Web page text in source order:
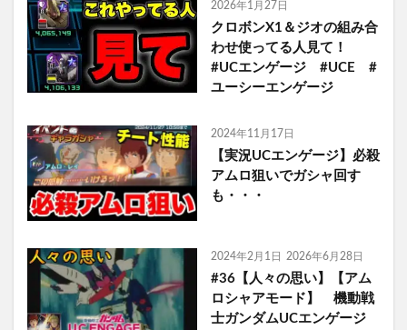
2026年1月27日
クロボンX1＆ジオの組み合
わせ使ってる人見て！
#UCエンゲージ #UCE #
ユーシーエンゲージ
2024年11月17日
【実況UCエンゲージ】必殺
アムロ狙いでガシャ回す
も・・・
2024年2月1日 2026年6月28日
#36【人々の思い】【アム
ロシャアモード】 機動戦
士ガンダムUCエンゲージ